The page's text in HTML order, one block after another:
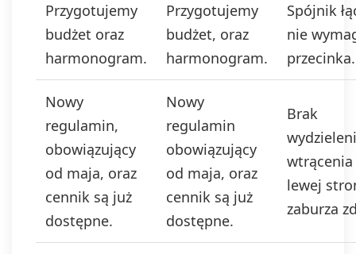
Przygotujemy
budżet oraz
harmonogram.
Przygotujemy
budżet, oraz
harmonogram.
Spójnik
nie
przecinka.
Nowy
regulamin,
obowiązujący
od maja, oraz
cennik są już
dostępne.
Nowy
regulamin
obowiązujący
od maja, oraz
cennik są już
dostępne.
Brak
lewej
zaburza